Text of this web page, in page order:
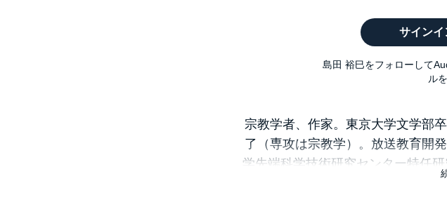
サインイ
島田 裕巳をフォローして
ル
宗教学者、作家。東京大学文学部
了（専攻は宗教学）。放送教育開
学先端科学技術研究センター特任
教現象、新宗教運動、世界の宗教